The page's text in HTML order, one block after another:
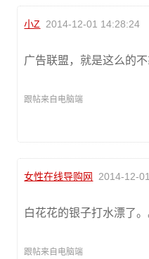
小Z 2014-12-01 14:28:24
广告联盟，就是这么的
跟帖来自电脑端
女性在线导购网 2014-12-
白花花的银子打水漂了。
跟帖来自电脑端